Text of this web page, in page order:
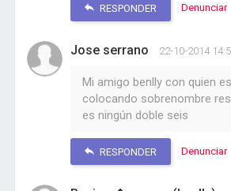
RESPONDER Denunciar
Jose serrano 22-10-2014
Mi amigo benlly con quien
colocando sobrenombre
es ningún doble seis
RESPONDER Denunciar